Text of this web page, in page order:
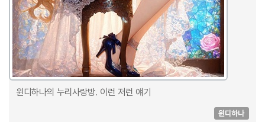
윈디하나의 누리사랑방. 이런 저런 얘기
윈디하나